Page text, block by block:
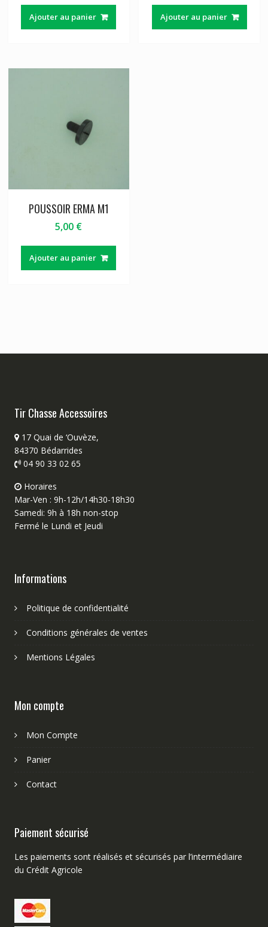
Ajouter au panier Ajouter au panier
POUSSOIR ERMA M1
5,00 €
Ajouter au panier
Tir Chasse Accessoires
17 Quai de ‘Ouvèze,
84370 Bédarrides
04 90 33 02 65
Horaires
Mar-Ven : 9h-12h/14h30-18h30
Samedi: 9h à 18h non-stop
Fermé le Lundi et Jeudi
Informations
Politique de confidentialité
Conditions générales de ventes
Mentions Légales
Mon compte
Mon Compte
Panier
Contact
Paiement sécurisé
Les paiements sont réalisés et sécurisés par l’intermédiaire
du Crédit Agricole